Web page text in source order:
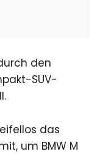
den
SUV-
das
um BMW M